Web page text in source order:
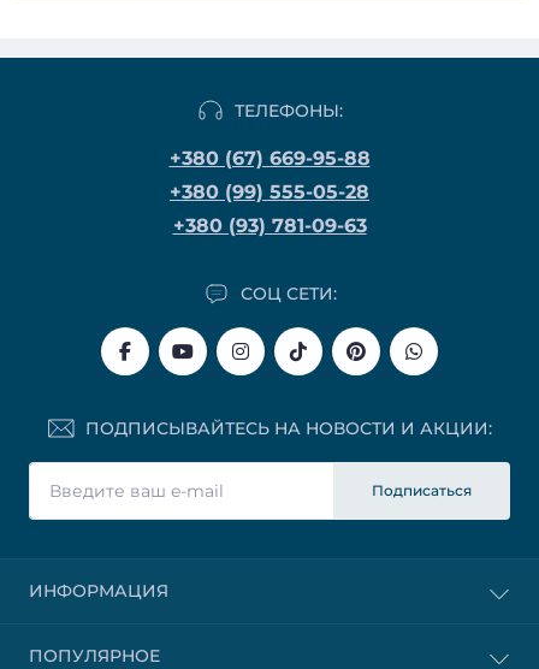
ТЕЛЕФОНЫ:
+380 (67) 669-95-88
+380 (99) 555-05-28
+380 (93) 781-09-63
СОЦ СЕТИ:
ПОДПИСЫВАЙТЕСЬ НА НОВОСТИ И АКЦИИ:
Подписаться
ИНФОРМАЦИЯ
ПОПУЛЯРНОЕ